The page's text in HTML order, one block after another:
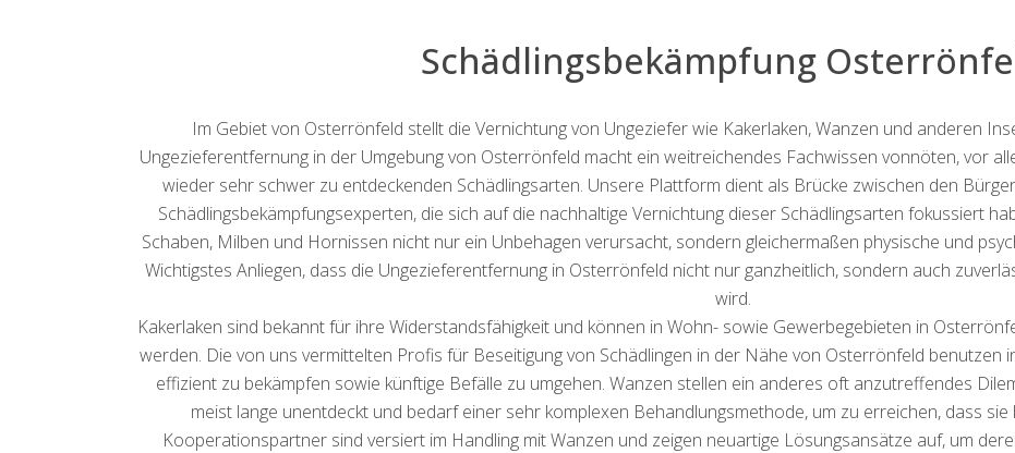
Schädlingsbekämpfung
Im Gebiet von Osterrönfeld stellt die Vernichtung von Ungeziefer wie Kakerlaken, Wanzen und anderen
Ungezieferentfernung in der Umgebung von Osterrönfeld macht ein weitreichendes Fachwissen vonnöten, vor
wieder sehr schwer zu entdeckenden Schädlingsarten. Unsere Plattform dient als Brücke zwischen den
Schädlingsbekämpfungsexperten, die sich auf die nachhaltige Vernichtung dieser Schädlingsarten fokussiert
Schaben, Milben und Hornissen nicht nur ein Unbehagen verursacht, sondern gleichermaßen physische und
Wichtigstes Anliegen, dass die Ungezieferentfernung in Osterrönfeld nicht nur ganzheitlich, sondern auch
wird.
Kakerlaken sind bekannt für ihre Widerstandsfähigkeit und können in Wohn- sowie Gewerbegebieten in
werden. Die von uns vermittelten Profis für Beseitigung von Schädlingen in der Nähe von Osterrönfeld benutzen
effizient zu bekämpfen sowie künftige Befälle zu umgehen. Wanzen stellen ein anderes oft anzutreffendes
meist lange unentdeckt und bedarf einer sehr komplexen Behandlungsmethode, um zu erreichen, dass
Kooperationspartner sind versiert im Handling mit Wanzen und zeigen neuartige Lösungsansätze auf, um